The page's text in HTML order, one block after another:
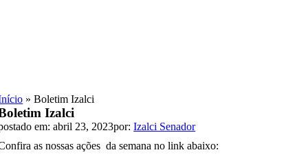
»Boletim Izalci
Izalci
em: abril 23, 2023por:Izalci Senador
as nossas ações da semana no link abaixo: